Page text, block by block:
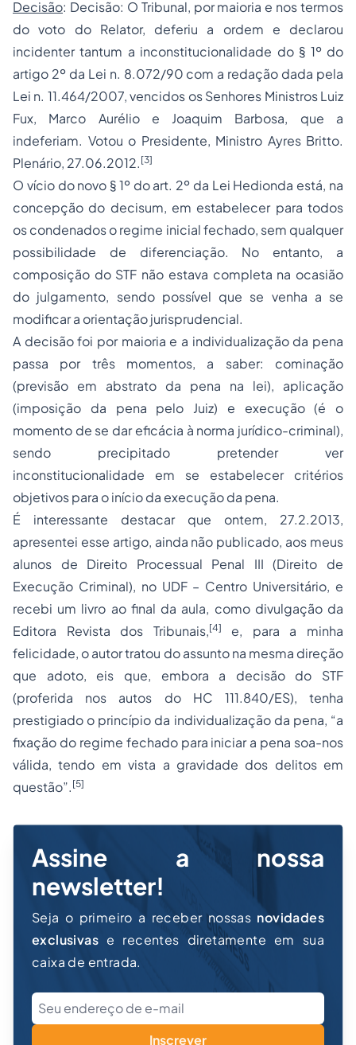
Decisão: Decisão: O Tribunal, por maioria e nos termos
do voto do Relator, deferiu a ordem e declarou
incidenter tantum a inconstitucionalidade do § 1º do
artigo 2º da Lei n. 8.072/90 com a redação dada pela
Lei n. 11.464/2007, vencidos os Senhores Ministros Luiz
Fux, Marco Aurélio e Joaquim Barbosa, que a
indeferiam. Votou o Presidente, Ministro Ayres Britto.
Plenário, 27.06.2012. [3]
O vício do novo § 1º do art. 2º da Lei Hedionda está, na
concepção do decisum, em estabelecer para todos
os condenados o regime inicial fechado, sem qualquer
possibilidade de diferenciação. No entanto, a
composição do STF não estava completa na ocasião
do julgamento, sendo possível que se venha a se
modificar a orientação jurisprudencial.
A decisão foi por maioria e a individualização da pena
passa por três momentos, a saber: cominação
(previsão em abstrato da pena na lei), aplicação
(imposição da pena pelo Juiz) e execução (é o
momento de se dar eficácia à norma jurídico-criminal),
sendo precipitado pretender ver
inconstitucionalidade em se estabelecer critérios
objetivos para o início da execução da pena.
É interessante destacar que ontem, 27.2.2013,
apresentei esse artigo, ainda não publicado, aos meus
alunos de Direito Processual Penal III (Direito de
Execução Criminal), no UDF – Centro Universitário, e
recebi um livro ao final da aula, como divulgação da
Editora Revista dos Tribunais,[4]
e, para a minha
felicidade, o autor tratou do assunto na mesma direção
que adoto, eis que, embora a decisão do STF
(proferida nos autos do HC 111.840/ES), tenha
prestigiado o princípio da individualização da pena, “a
fixação do regime fechado para iniciar a pena soa-nos
válida, tendo em vista a gravidade dos delitos em
questão”. [5]
Assine a nossa
newsletter!
Seja o primeiro a receber nossas novidades
exclusivas e recentes diretamente em sua
caixa de entrada.
Inscrever